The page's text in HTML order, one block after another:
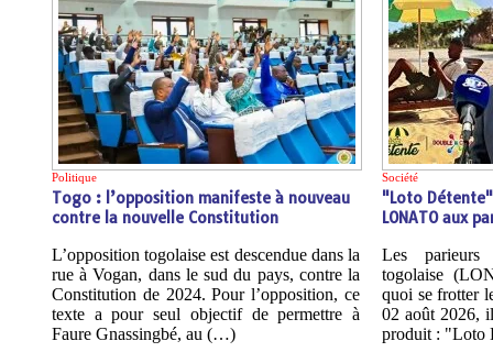
Politique
Togo : l’opposition manifeste à nouveau
contre la nouvelle Constitution
L’opposition togolaise est descendue dans la
rue à Vogan, dans le sud du pays, contre la
Constitution de 2024. Pour l’opposition, ce
texte a pour seul objectif de permettre à
Faure Gnassingbé, au (…)
Société
"Loto
LONATO aux
Les
togolaise
quoi se frotter
02 août 2026,
produit : "Loto